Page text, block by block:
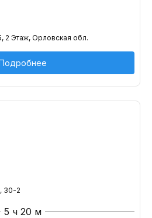
2 Этаж, Орловская обл.
30-2
5 ч 20 м